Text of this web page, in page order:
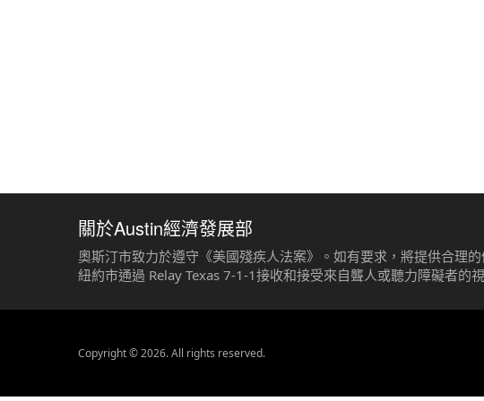
關於Austin經濟發展部
奧斯汀市致力於遵守《美國殘疾人法案》。如有要求，將提供合
紐約市通過 Relay Texas 7-1-1接收和接受來自聾人或聽力障礙者的
Copyright © 2026. All rights reserved.